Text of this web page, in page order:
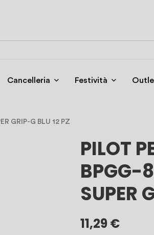
Cancelleria Festività
GRIP-G BLU 12 PZ
PILOT
BPGG-
SUPER
11,29 €